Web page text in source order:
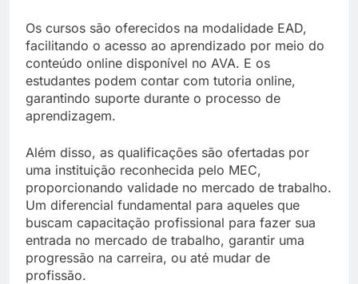
Os cursos são oferecidos na modalidade EAD,
facilitando o acesso ao aprendizado por meio do
conteúdo online disponível no AVA. E os
estudantes podem contar com tutoria online,
garantindo suporte durante o processo de
aprendizagem.
Além disso, as qualificações são ofertadas por
uma instituição reconhecida pelo MEC,
proporcionando validade no mercado de trabalho.
Um diferencial fundamental para aqueles que
buscam capacitação profissional para fazer sua
entrada no mercado de trabalho, garantir uma
progressão na carreira, ou até mudar de
profissão.